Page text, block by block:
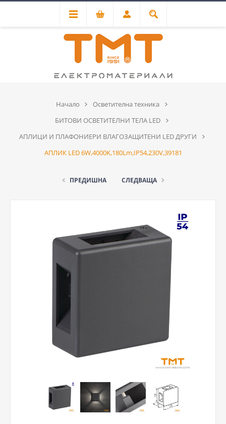
Начало
Осветителна техника
БИТОВИ ОСВЕТИТЕЛНИ ТЕЛА LED
АПЛИЦИ И ПЛАФОНИЕРИ ВЛАГОЗАЩИТЕНИ LED ДРУГИ
АПЛИК LED 6W,4000K,180Lm,IP54,230V,39181
ПРЕДИШНА СЛЕДВАЩА